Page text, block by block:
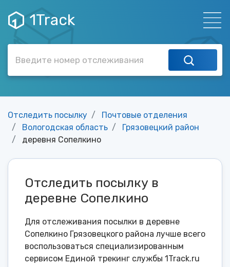
1Track
Отследить посылку
Почтовые отделения
Вологодская область
Грязовецкий район
деревня Сопелкино
Отследить посылку в
деревне Сопелкино
Для отслеживания посылки в деревне
Сопелкино Грязовецкого района лучше всего
воспользоваться специализированным
сервисом Единой трекинг службы 1Track.ru